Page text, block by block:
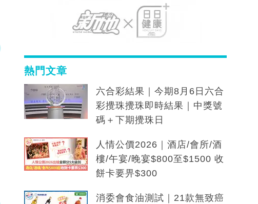
熱門文章
六合彩結果｜今期8月6日六合
彩攪珠攪珠即時結果｜中獎號
碼＋下期攪珠日
人情公價2026｜酒店/會所/酒
樓/午宴/晚宴$800至$1500 收
餅卡要畀$300
消委會食油測試｜21款無致癌